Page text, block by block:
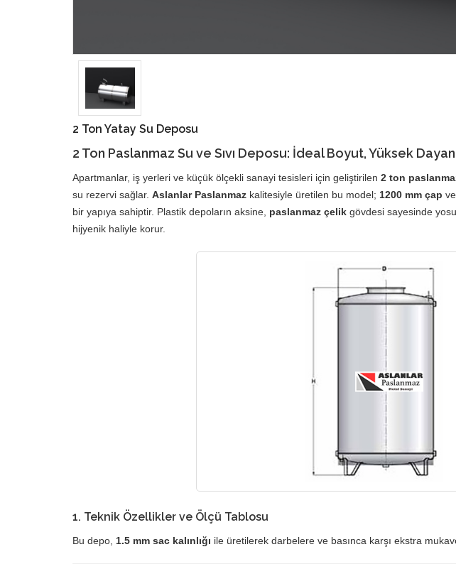
2 Ton Yatay Su Deposu
2 Ton Paslanmaz Su ve Sıvı Deposu: İdeal Boyut, Yüksek
Apartmanlar, iş yerleri ve küçük ölçekli sanayi tesisleri için geliştirilen 2 ton
su rezervi sağlar. Aslanlar Paslanmaz kalitesiyle üretilen bu model; 1200 mm çap ve
bir yapıya sahiptir. Plastik depoların aksine, paslanmaz çelik gövdesi sayesinde
hijyenik haliyle korur.
1. Teknik Özellikler ve Ölçü Tablosu
Bu depo, 1.5 mm sac kalınlığı ile üretilerek darbelere ve basınca karşı ekstra